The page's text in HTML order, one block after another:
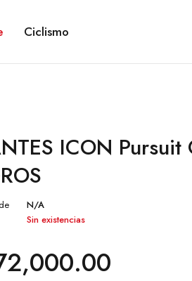
Ciclismo
ICON Pursuit
N/A
Sin existencias